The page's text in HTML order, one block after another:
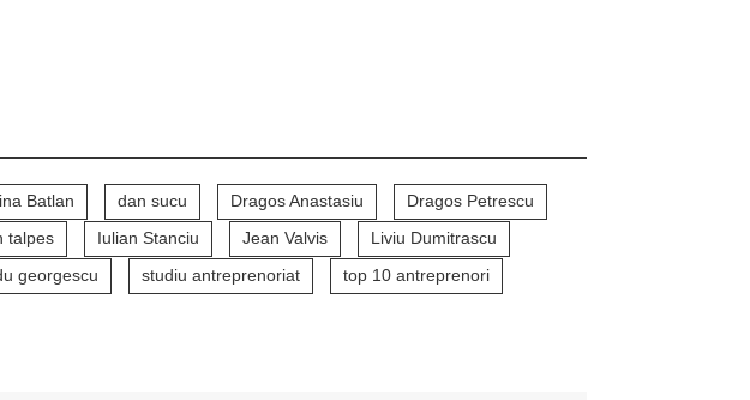
Batlan dan sucu Dragos Anastasiu
Dragos Petrescu
talpes Iulian Stanciu Jean Valvis
Liviu Dumitrascu
georgescu studiu antreprenoriat
top 10 antreprenori